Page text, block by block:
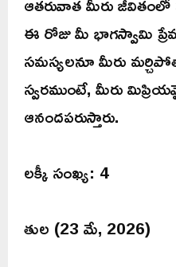
ఈ రోజు మీ భాగస్వామి
సమస్యలనూ మీరు
స్వరముంటే, మీరు
ఆనందపరుస్తారు.
లక్కీ సంఖ్య: 4
తుల (23 మే, 2026)